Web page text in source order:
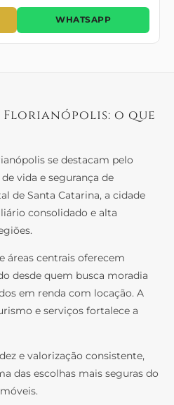
WHATSAPP
Florianópolis: o que
se destacam pelo
vida e segurança de
de Santa Catarina, a cidade
consolidado e alta
áreas centrais oferecem
desde quem busca moradia
em renda com locação. A
e serviços fortalece a
e valorização consistente,
das escolhas mais seguras do